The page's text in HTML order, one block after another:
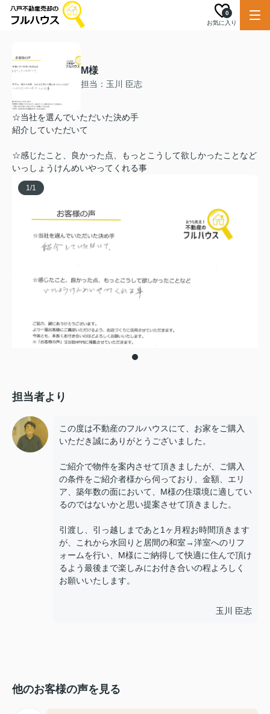
お気に入り
0
M様
担当：玉川 臣志
☆当社を選んでいただいた決め手
紹介していただいて
☆感じたこと、良かった点、もっとこうして欲しかったことなど
いっしょうけんめいやってくれる事
1/1
担当者より
この度は不動産のフルハウスにて、お家をご購入
いただき誠にありがとうございました。
ご紹介で物件を案内させて頂きましたが、ご購入
の条件をご紹介者様から伺っており、金額、エリ
ア、築年数の面において、M様の住環境に適してい
るのではないかと思い提案させて頂きました。
引渡し、引っ越しまであと1ヶ月程お時間頂きます
が、これから水回りと居間の和室→洋室へのリフ
ォームを行い、M様にご納得して快適に住んで頂け
るよう最後まで楽しみにお付き合いの程よろしく
お願いいたします。
玉川 臣志
他のお客様の声を見る